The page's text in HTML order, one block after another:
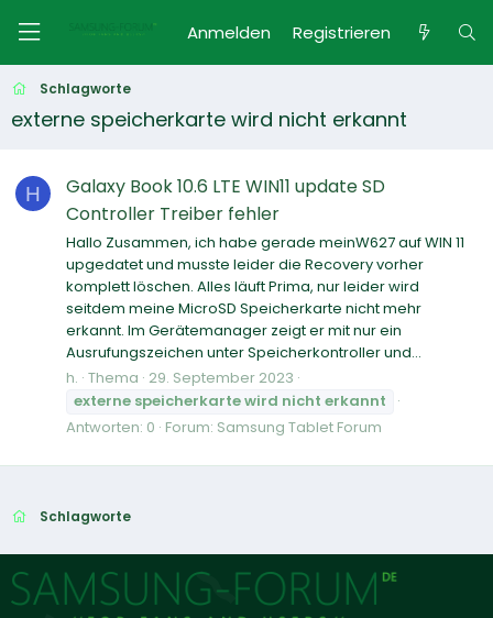
Anmelden Registrieren
Schlagworte
externe speicherkarte wird nicht erkannt
H
Galaxy Book 10.6 LTE WIN11 update SD
Controller Treiber fehler
Hallo Zusammen, ich habe gerade meinW627 auf WIN 11
upgedatet und musste leider die Recovery vorher
komplett löschen. Alles läuft Prima, nur leider wird
seitdem meine MicroSD Speicherkarte nicht mehr
erkannt. Im Gerätemanager zeigt er mit nur ein
Ausrufungszeichen unter Speicherkontroller und...
h. Thema 29. September 2023
externe speicherkartewird nicht erkannt
Antworten: 0 Forum: Samsung Tablet Forum
Schlagworte